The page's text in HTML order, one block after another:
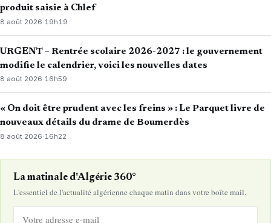
produit saisie à Chlef
8 août 2026·19h19
URGENT – Rentrée scolaire 2026-2027 : le gouvernement
modifie le calendrier, voici les nouvelles dates
8 août 2026·16h59
« On doit être prudent avec les freins » : Le Parquet livre de
nouveaux détails du drame de Boumerdès
8 août 2026· 16h22
La matinale d'Algérie 360°
L'essentiel de l'actualité algérienne chaque matin dans votre boîte mail.